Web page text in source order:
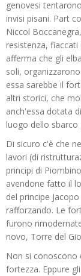
genovesi
invisi pisani. Part
Niccol
resistenza,
afferma che gli
soli,
essa sarebbe il
altri storici, che
anch'essa dotata
luogo dello sbarco
Di sicuro c'è che
lavori (di
principi di
avendone fatto il
del principe
rafforzando. Le
furono
novo, Torre del
Non si conoscono
fortezza. Eppure